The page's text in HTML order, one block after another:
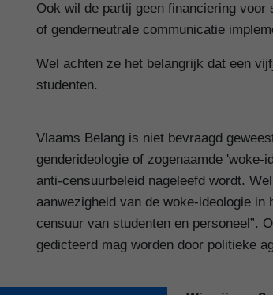
Ook wil de partij geen financiering
of genderneutrale communicatie
Wel achten ze het belangrijk dat een
studenten.
Vlaams Belang is niet bevraagd
genderideologie of zogenaamde
anti-censuurbeleid nageleefd wordt.
aanwezigheid van de woke-ideologie
censuur van studenten en personeel”.
gedicteerd mag worden door politieke